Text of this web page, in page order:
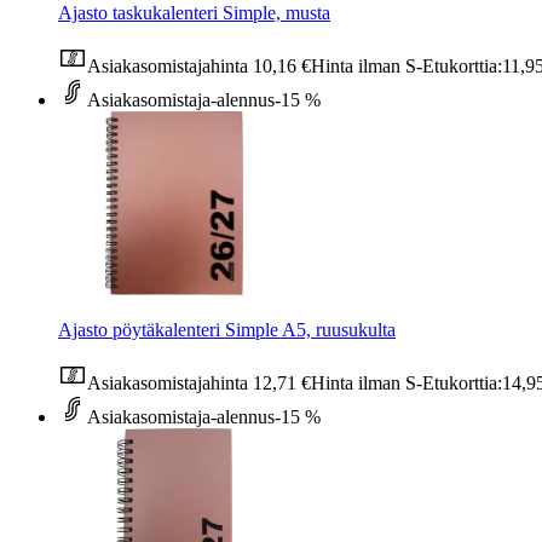
Ajasto taskukalenteri Simple, musta
Asiakasomistajahinta 10,16 €Hinta ilman S-Etukorttia:
Asiakasomistaja-alennus-15 %
Ajasto pöytäkalenteri Simple A5, ruusukulta
Asiakasomistajahinta 12,71 €Hinta ilman S-Etukorttia:
Asiakasomistaja-alennus-15 %